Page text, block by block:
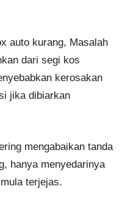
auto kurang, Masalah
dari segi kos
kerosakan
jika dibiarkan
mengabaikan tanda
hanya menyedarinya
terjejas.